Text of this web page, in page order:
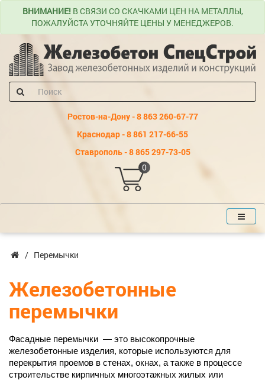
ВНИМАНИЕ! В СВЯЗИ СО СКАЧКАМИ ЦЕН НА МЕТАЛЛЫ,
ПОЖАЛУЙСТА УТОЧНЯЙТЕ ЦЕНЫ У МЕНЕДЖЕРОВ.
Ростов-на-Дону - 8 863 260-67-77
Краснодар - 8 861 217-66-55
Ставрополь - 8 865 297-73-05
0
Перемычки
Железобетонные
перемычки
Фасадные перемычки  — это высокопрочные
железобетонные изделия, которые используются для
перекрытия проемов в стенах, окнах, а также в процессе
строительстве кирпичных многоэтажных жилых или